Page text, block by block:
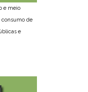
e meio
consumo de
e